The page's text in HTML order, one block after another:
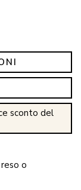
sconto del
o